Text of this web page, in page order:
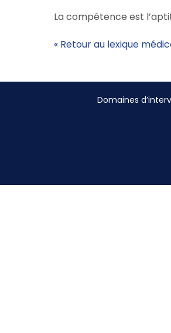
La compétence est
« Retour au lexique
Domaines